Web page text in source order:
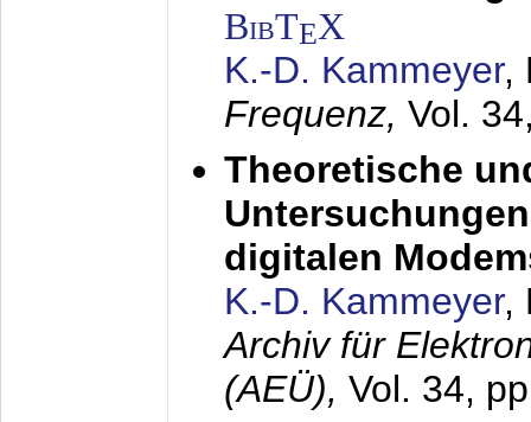
BibTEX
K.-D. Kammeyer,
Frequenz, Vol.
Theoretische
digitalen
K.-D. Kammeyer,
Archiv für
(AEÜ), Vol. 34,